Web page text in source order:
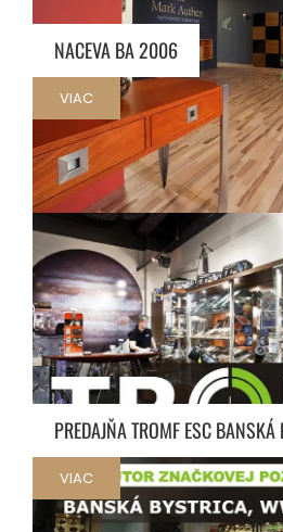
NACEVA BA 2006
VIAC
PREDAJŇA TROMF ESC
VIAC